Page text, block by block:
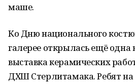
маше.
Ко Дню национального
галерее открылась ещё одна
выставка керамических
ДХШ Стерлитамака. Ребят на